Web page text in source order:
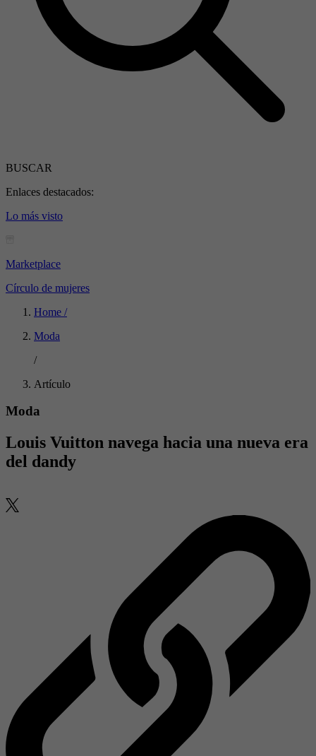
BUSCAR
Enlaces destacados:
Lo más visto
Marketplace
Círculo de mujeres
Home /
Moda
/
Artículo
Moda
Louis Vuitton navega hacia una nueva era
del dandy